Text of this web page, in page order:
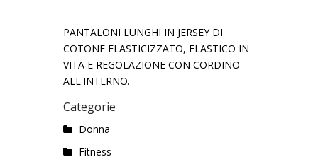
PANTALONI LUNGHI IN JERSEY DI
COTONE ELASTICIZZATO, ELASTICO IN
VITA E REGOLAZIONE CON CORDINO
ALL'INTERNO.
Categorie
Donna
Fitness